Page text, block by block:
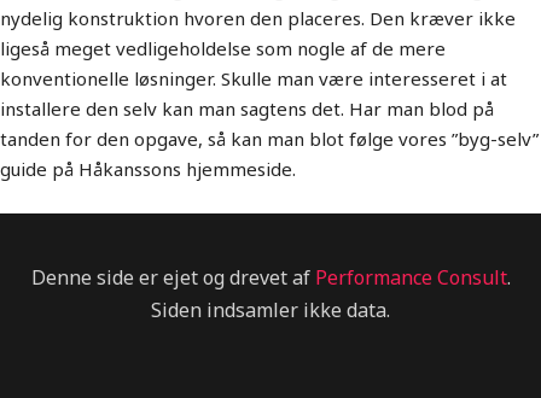
nydelig konstruktion hvoren den placeres. Den kræver ikke
ligeså meget vedligeholdelse som nogle af de mere
konventionelle løsninger. Skulle man være interesseret i at
installere den selv kan man sagtens det. Har man blod på
tanden for den opgave, så kan man blot følge vores ”byg-selv”
guide på Håkanssons hjemmeside.
Denne side er ejet og drevet af Performance Consult.
Siden indsamler ikke data.